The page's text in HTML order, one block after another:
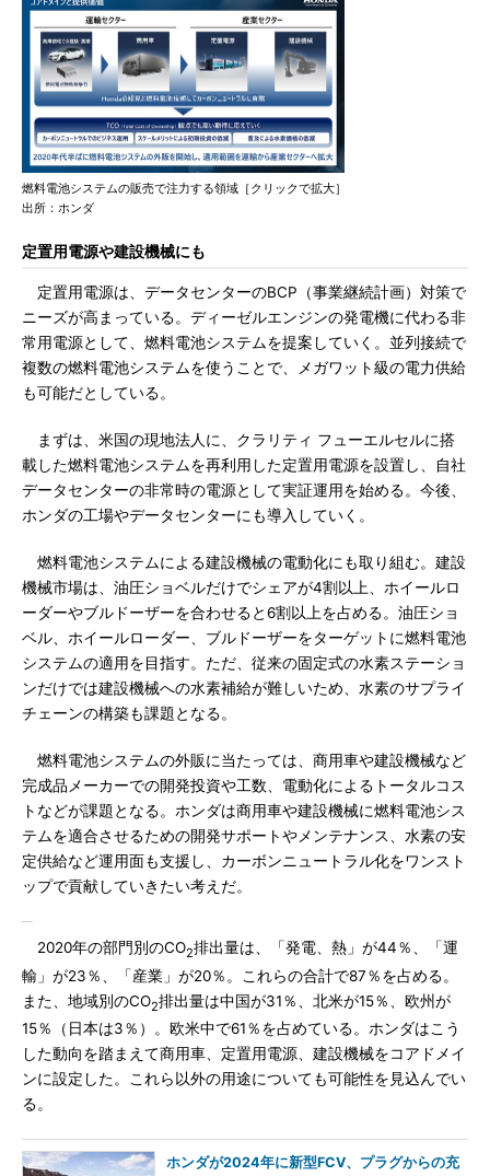
燃料電池システムの販売で注力する領域［クリックで拡大］
出所：ホンダ
定置用電源や建設機械にも
定置用電源は、データセンターのBCP（事業継続計画）対策で
ニーズが高まっている。ディーゼルエンジンの発電機に代わる非
常用電源として、燃料電池システムを提案していく。並列接続で
複数の燃料電池システムを使うことで、メガワット級の電力供給
も可能だとしている。
まずは、米国の現地法人に、クラリティ フューエルセルに搭
載した燃料電池システムを再利用した定置用電源を設置し、自社
データセンターの非常時の電源として実証運用を始める。今後、
ホンダの工場やデータセンターにも導入していく。
燃料電池システムによる建設機械の電動化にも取り組む。建設
機械市場は、油圧ショベルだけでシェアが4割以上、ホイールロ
ーダーやブルドーザーを合わせると6割以上を占める。油圧ショ
ベル、ホイールローダー、ブルドーザーをターゲットに燃料電池
システムの適用を目指す。ただ、従来の固定式の水素ステーショ
ンだけでは建設機械への水素補給が難しいため、水素のサプライ
チェーンの構築も課題となる。
燃料電池システムの外販に当たっては、商用車や建設機械など
完成品メーカーでの開発投資や工数、電動化によるトータルコス
トなどが課題となる。ホンダは商用車や建設機械に燃料電池シス
テムを適合させるための開発サポートやメンテナンス、水素の安
定供給など運用面も支援し、カーボンニュートラル化をワンスト
ップで貢献していきたい考えだ。
2020年の部門別のCO2排出量は、「発電、熱」が44％、「運
輸」が23％、「産業」が20％。これらの合計で87％を占める。
また、地域別のCO2排出量は中国が31％、北米が15％、欧州が
15％（日本は3％）。欧米中で61％を占めている。ホンダはこう
した動向を踏まえて商用車、定置用電源、建設機械をコアドメイ
ンに設定した。これら以外の用途についても可能性を見込んでい
る。
ホンダが2024年に新型FCV、プラグからの充